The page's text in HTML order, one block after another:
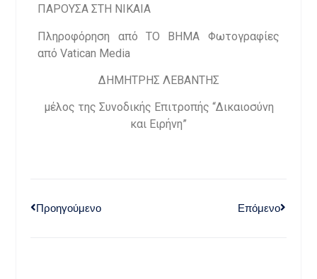
ΠΑΡΟΥΣΑ ΣΤΗ ΝΙΚΑΙΑ
Πληροφόρηση από ΤΟ ΒΗΜΑ Φωτογραφίες
από Vatican Media
ΔΗΜΗΤΡΗΣ ΛΕΒΑΝΤΗΣ
μέλος της Συνοδικής Επιτροπής “Δικαιοσύνη
και Ειρήνη”
Προηγούμενο Επόμενο